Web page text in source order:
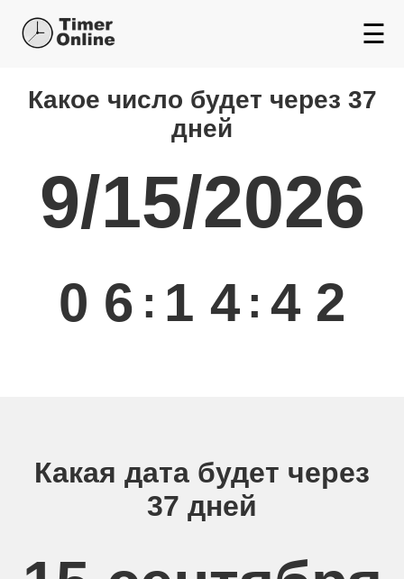
☰
Какой день будет через
Какое число будет через 37
дней
9/15/2026
0 6 : 1 4 : 4 2
Какая дата будет через
37 дней